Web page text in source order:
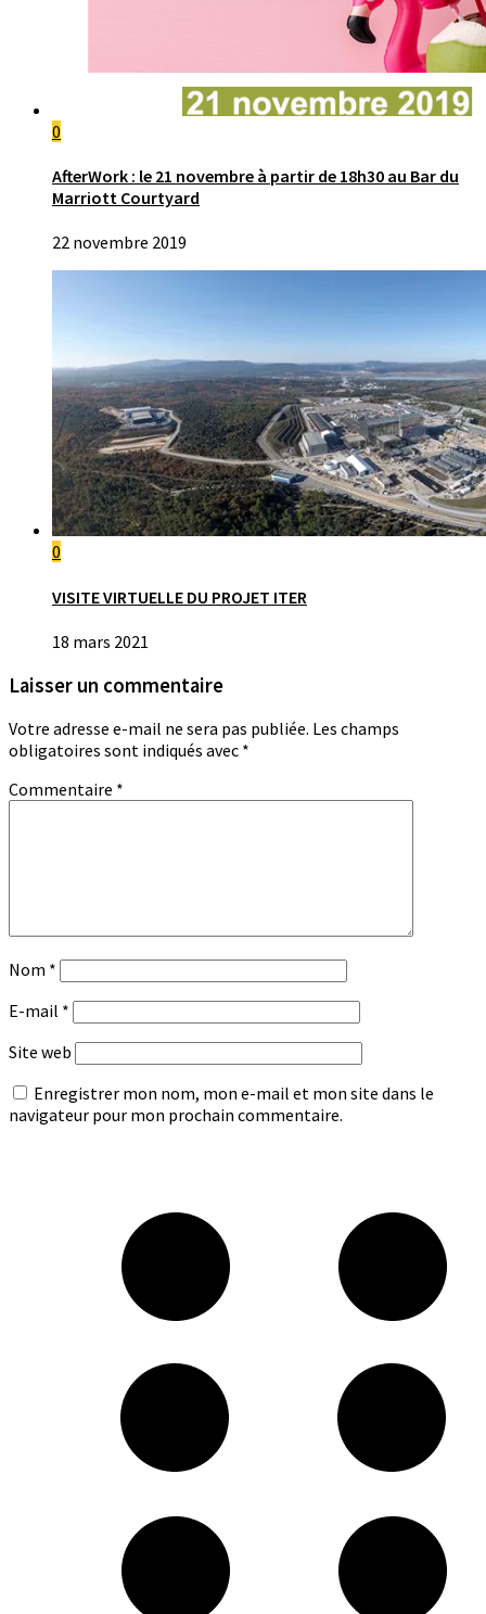
0
AfterWork : le 21 novembre à partir de 18h30 au Bar du
Marriott Courtyard
22 novembre 2019
0
VISITE VIRTUELLE DU PROJET ITER
18 mars 2021
Laisser un commentaire
Votre adresse e-mail ne sera pas publiée. Les champs
obligatoires sont indiqués avec *
Commentaire *
Nom *
E-mail *
Site web
Enregistrer mon nom, mon e-mail et mon site dans le
navigateur pour mon prochain commentaire.